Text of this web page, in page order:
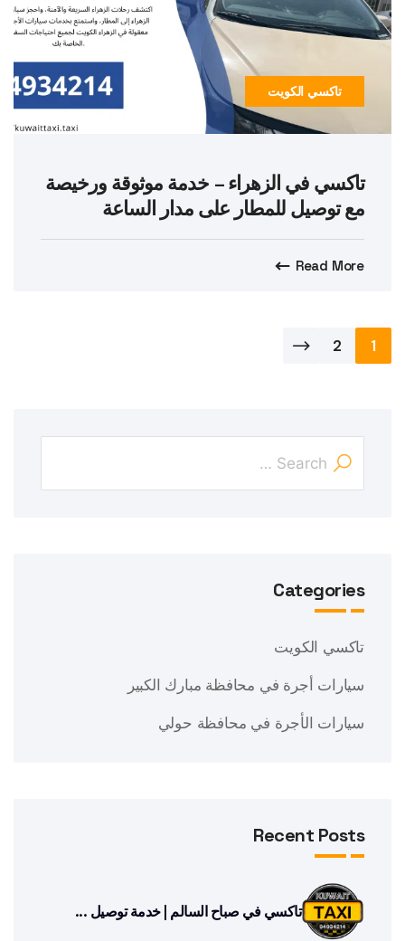
تاكسي الكويت
تاكسي في الزهراء – خدمة موثوقة ورخيصة
مع توصيل للمطار على مدار الساعة
Read More
تعدد1
2
Categories
تاكسي الكويت
سيارات أجرة في محافظة مبارك الكبير
سيارات الأجرة في محافظة حولي
Recent Posts
تاكسي في صباح السالم | خدمة توصيل ...